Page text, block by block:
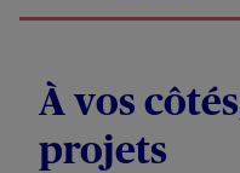
À vos
projets